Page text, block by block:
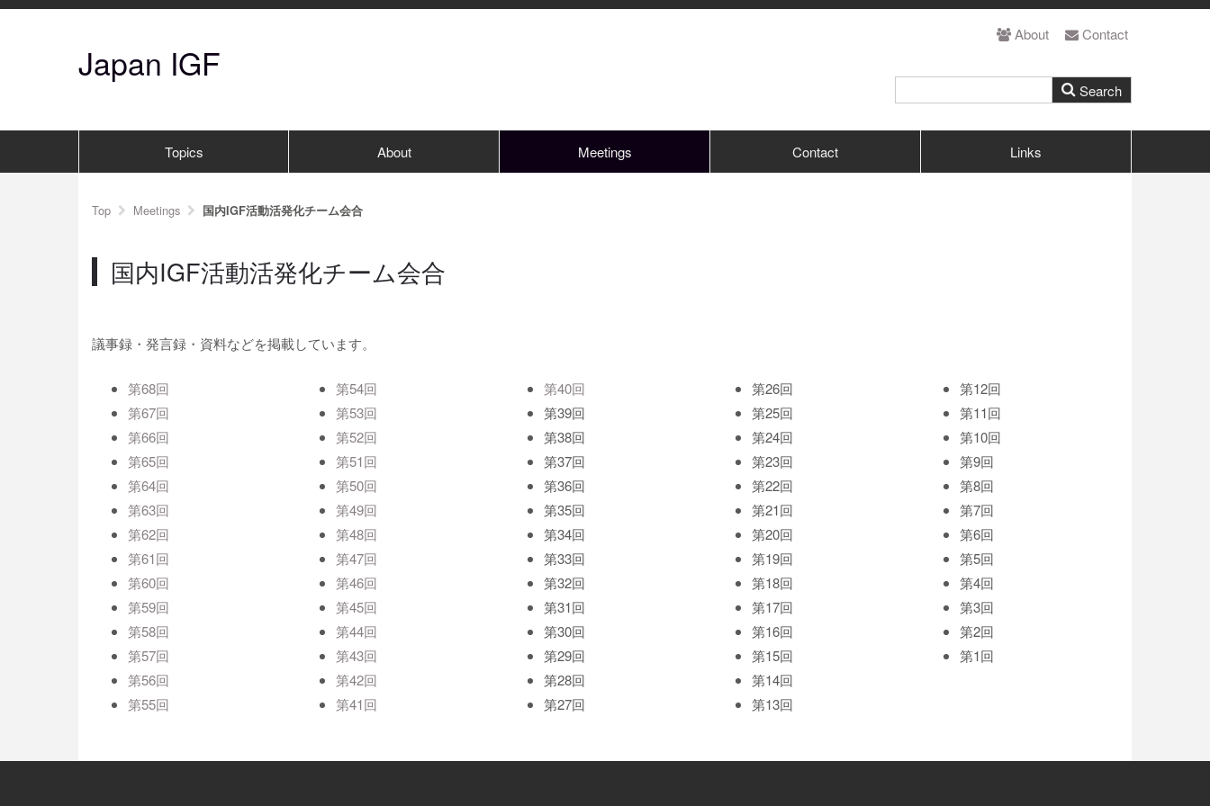
Japan IGF
About Contact
Topics About Meetings Contact Links
Top Meetings 国内IGF活動活発化チーム会合
国内IGF活動活発化チーム会合
議事録・発言録・資料などを掲載しています。
第68回
第67回
第66回
第65回
第64回
第63回
第62回
第61回
第60回
第59回
第58回
第57回
第56回
第55回
第54回
第53回
第52回
第51回
第50回
第49回
第48回
第47回
第46回
第45回
第44回
第43回
第42回
第41回
第40回
第39回
第38回
第37回
第36回
第35回
第34回
第33回
第32回
第31回
第30回
第29回
第28回
第27回
第26回
第25回
第24回
第23回
第22回
第21回
第20回
第19回
第18回
第17回
第16回
第15回
第14回
第13回
第12回
第11回
第10回
第9回
第8回
第7回
第6回
第5回
第4回
第3回
第2回
第1回